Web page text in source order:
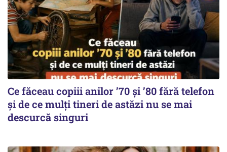
Ce făceau copiii anilor ’70 și ’80 fără telefon
și de ce mulți tineri de astăzi nu se mai
descurcă singuri